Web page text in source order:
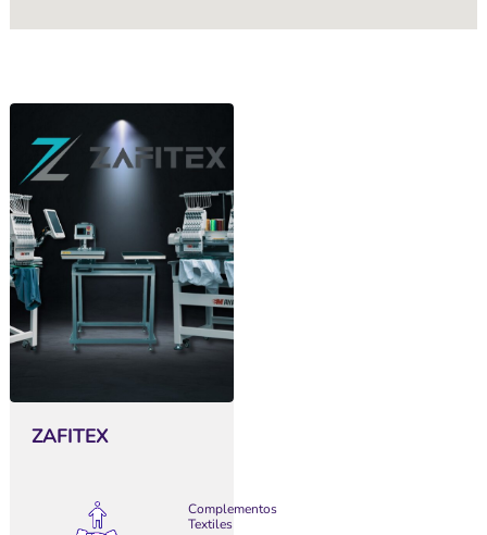
ZAFITEX
Complementos
Textiles